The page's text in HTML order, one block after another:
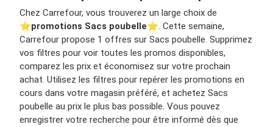
Chez Carrefour, vous trouverez un large choix de
⭐️promotions Sacs poubelle⭐️. Cette semaine,
Carrefour propose 1 offres sur Sacs poubelle. Supprimez
vos filtres pour voir toutes les promos disponibles,
comparez les prix et économisez sur votre prochain
achat. Utilisez les filtres pour repérer les promotions en
cours dans votre magasin préféré, et achetez Sacs
poubelle au prix le plus bas possible. Vous pouvez
enregistrer votre recherche pour être informé dès que